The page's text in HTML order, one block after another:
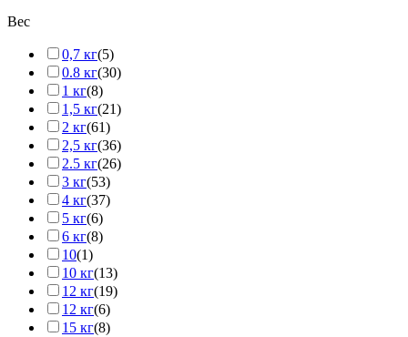
Вес
0,7 кг(5)
0.8 кг(30)
1 кг(8)
1,5 кг(21)
2 кг(61)
2,5 кг(36)
2.5 кг(26)
3 кг(53)
4 кг(37)
5 кг(6)
6 кг(8)
10(1)
10 кг(13)
12 кг(19)
12 кг(6)
15 кг(8)